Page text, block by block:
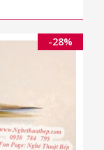
-28%